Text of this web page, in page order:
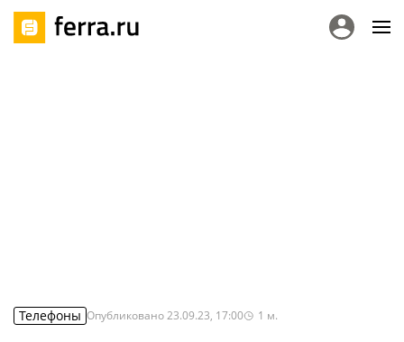
Телефоны Опубликовано23.09.23, 17:00 1 м.